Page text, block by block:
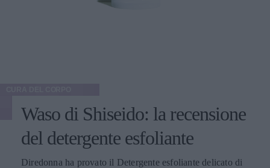
Waso di Shiseido: la recensione
del detergente esfoliante
Diredonna ha provato il Detergente esfoliante delicato di